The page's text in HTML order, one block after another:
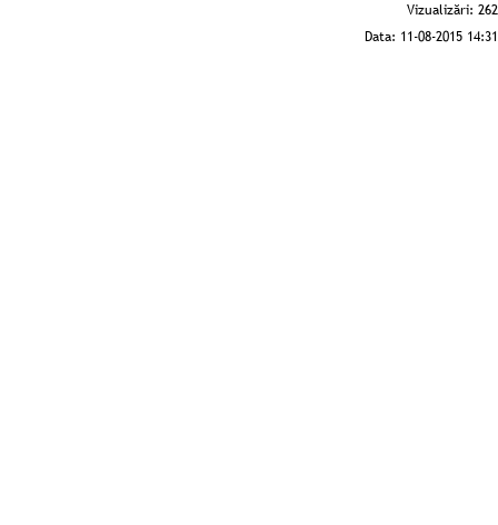
Vizualizări: 262
Data: 11-08-2015 14:31